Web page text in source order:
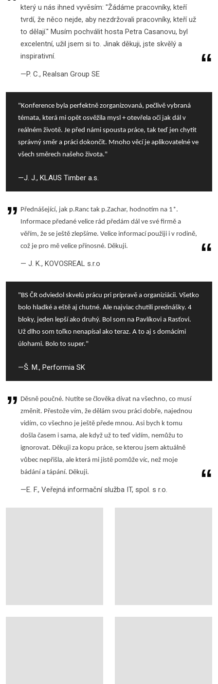
který u nás ihned vyvěsím: "Žádáme pracovníky, kteří
tvrdí, že něco nejde, aby nezdržovali pracovníky, kteří už
to dělají." Musím pochválit hosta Petra Casanovu, byl
excelentní, užil jsem si to. Jinak děkuji, jste skvělý a
inspirativní.
P. C., Realsan Group SE
"Konference byla perfektně zorganizovaná, pečlivě vybraná
témata, která mi opět osvěžila mysl + otevřela oči jak dál v
reálném životě. Je před námi spousta práce, tak teď jen chytit
správný směr a práci dokončit. Mnoho věcí je aplikovatelné ve
všech směrech našeho života."
J. J., KLAUS Timber a.s.
Přednášející, jak p.Ranc tak p.Zachar, hodnotím na 1*.
Informace předané velice rád předám dál ve své firmě a
věřím, že se ještě zlepšíme. Velice informací použiji i v rodině,
což je pro mě velice přínosné. Děkuji.
J. K., KOVOSREAL s.r.o
"BS ČR odviedol skvelú prácu pri prípravě a organiziácii. Všetko
bolo hladké a eště aj chutné. Ale najviac chutili prednášky. 4
bloky, jeden lepší ako druhý. Bol som na Pavlíkovi a Rasťovi.
Už dlho som toľko nenapísal ako teraz. A to aj s domácími
úlohami. Bolo to super."
Š. M., Performia SK
Děsně poučné. Nutíte se člověka dívat na všechno, co musí
změnit. Přestože vím, že dělám svou práci dobře, najednou
vidím, co všechno je ještě přede mnou. Asi bych k tomu
došla časem i sama, ale když už to teď vidím, nemůžu to
ignorovat. Děkuji za kopu práce, se kterou jsem aktuálně
vůbec nepřišla, ale která mi jistě pomůže víc, než moje
bádání a tápání. Děkuji.
E. F., Veřejná informační služba IT, spol. s r.o.